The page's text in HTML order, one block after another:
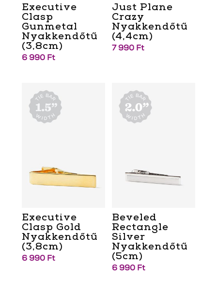
Executive
Clasp
Gunmetal
Nyakkendőtű
(3,8cm)
6 990 Ft
Just Plane
Crazy
Nyakkendőtű
(4,4cm)
7 990 Ft
Executive
Clasp Gold
Nyakkendőtű
(3,8cm)
6 990 Ft
Beveled
Rectangle
Silver
Nyakkendőtű
(5cm)
6 990 Ft